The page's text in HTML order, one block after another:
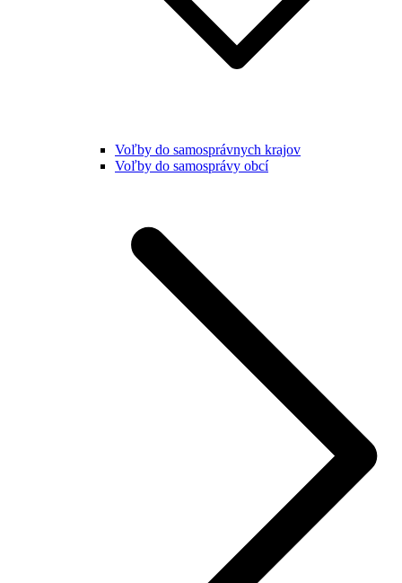
Voľby do samosprávnych krajov
Voľby do samosprávy obcí